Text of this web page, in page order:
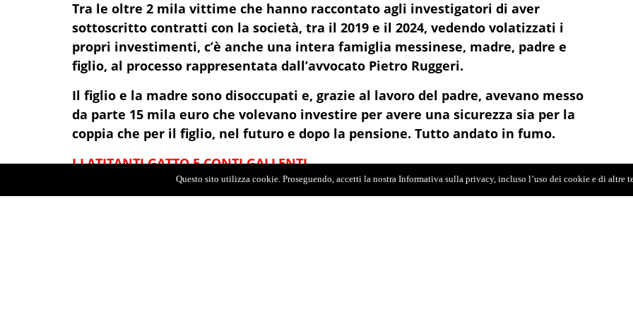
Tra le oltre 2 mila vittime che hanno raccontato agli investigatori di aver
sottoscritto contratti con la società, tra il 2019 e il 2024, vedendo volatizzati i
propri investimenti, c’è anche una intera famiglia messinese, madre, padre e
figlio, al processo rappresentata dall’avvocato Pietro Ruggeri.
Il figlio e la madre sono disoccupati e, grazie al lavoro del padre, avevano messo
da parte 15 mila euro che volevano investire per avere una sicurezza sia per la
coppia che per il figlio, nel futuro e dopo la pensione. Tutto andato in fumo.
I LATITANTI GATTO E CONTI GALLENTI.
Compagni nel lavoro e nella vita, i (latitanti oggi) Samuel Gatto e Stefania Conti Gallenti
Questo sito utilizza cookie. Proseguendo, accetti la nostra Informativa sulla privacy, incluso l’uso dei cookie e di altre